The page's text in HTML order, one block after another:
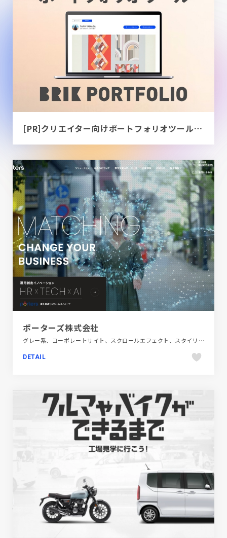
[PR]クリエイター向けポートフォリオツール｜BRIK PORTFOLIO
ポーターズ株式会社
グレー系、コーポレートサイト、スクロールエフェクト、スタイリッシュ、ダイナミック、ブラック系 、ホワイト系、モーション多め、大きめ写真、金融・法律・人材・専門職
DETAIL